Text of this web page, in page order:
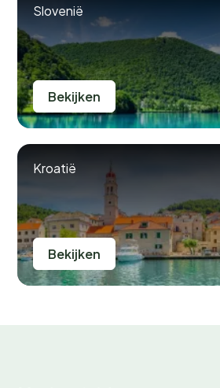
Slovenië
Bekijken
Kroatië
Bekijken